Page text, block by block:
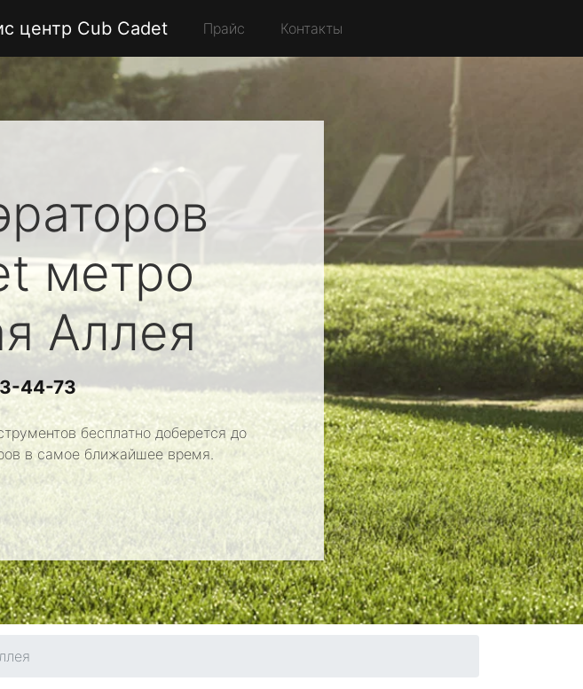
центр Cub Cadet Прайс Контакты
метро
Аллея
44-73
бесплатно доберется до
в самое ближайшее время.